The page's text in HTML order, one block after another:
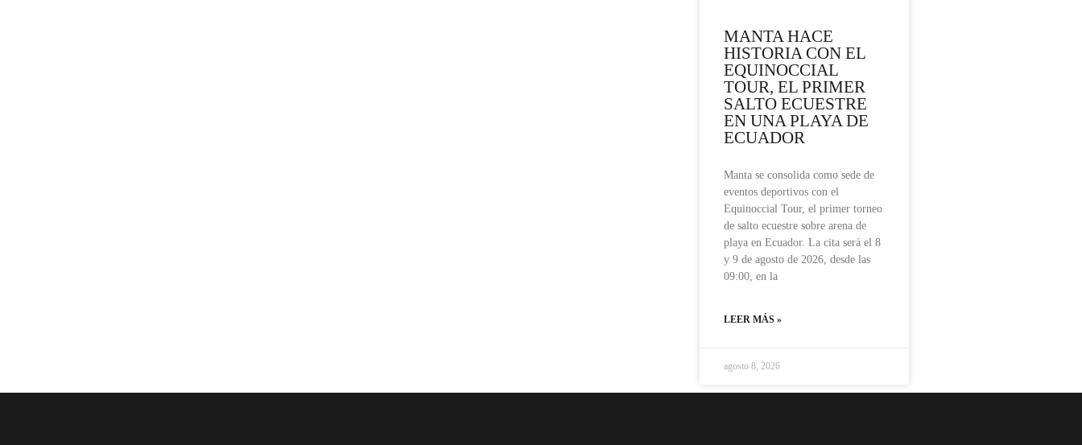
MANTA HACE
HISTORIA CON EL
EQUINOCCIAL
TOUR, EL PRIMER
SALTO ECUESTRE
EN UNA PLAYA DE
ECUADOR
Manta se consolida como sede de
eventos deportivos con el
Equinoccial Tour, el primer torneo
de salto ecuestre sobre arena de
playa en Ecuador. La cita será el 8
y 9 de agosto de 2026, desde las
09:00, en la
LEER MÁS »
agosto 8, 2026